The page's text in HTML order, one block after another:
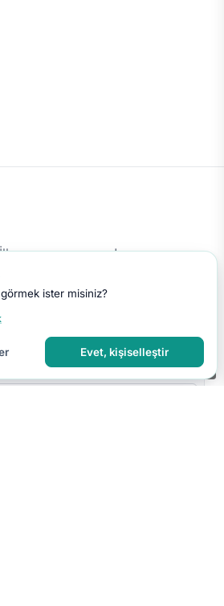
yorumu sen yap!
ister misiniz?
Evet, kişiselleştir